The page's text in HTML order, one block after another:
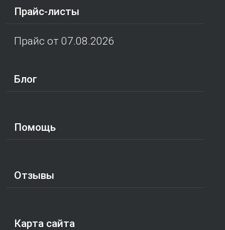
Прайс-листы
Прайс от 07.08.2026
Блог
Помощь
Отзывы
Карта сайта